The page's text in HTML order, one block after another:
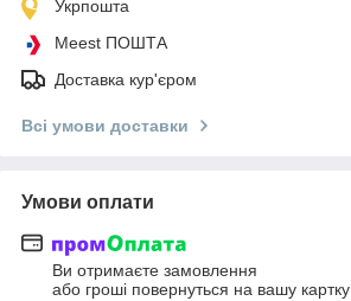
Укрпошта
Meest ПОШТА
Доставка кур'єром
Всі умови доставки
Умови оплати
Ви отримаєте замовлення
або гроші повернуться на вашу картку